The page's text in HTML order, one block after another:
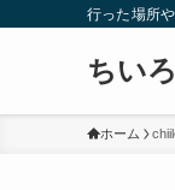
行った場所
ちい
ホーム